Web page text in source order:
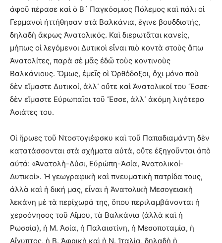
ἀφοῦ πέρασε καὶ ὁ Β´ Παγκόσμιος Πόλεμος καὶ πάλι οἱ
Γερμανοὶ ἠττήθησαν στὰ Βαλκάνια, ἔγινε βουδδιστής,
δηλαδὴ ἄκρως Ἀνατολικός. Καὶ διερωτᾶται κανείς,
μήπως οἱ λεγόμενοι Δυτικοὶ εἶναι πιὸ κοντὰ στοὺς ἄπω
Ἀνατολίτες, παρὰ σὲ μᾶς ἐδῶ τοὺς κοντινοὺς
Βαλκάνιους. Ὅμως, ἐμεῖς οἱ Ὀρθόδοξοι, ὄχι μόνο ποὺ
δὲν εἴμαστε Δυτικοί, ἀλλ᾿ οὔτε καὶ Ἀνατολικοί του Ἔσσε·
δὲν εἴμαστε Εὐρωπαῖοι τοῦ Ἔσσε, ἀλλ᾿ ἀκόμη λιγότερο
Ἀσιάτες του.
Οἱ ἥρωες τοῦ Ντοστογιέφσκυ καὶ τοῦ Παπαδιαμάντη δὲν
κατατάσσονται στὰ σχήματα αὐτά, οὔτε ἐξηγοῦνται ἀπὸ
αὐτά: «Ἀνατολὴ-Δύσι, Εὐρώπη-Ἀσία, Ἀνατολικοί-
Δυτικοί». Ἡ γεωγραφικὴ καὶ πνευματικὴ πατρίδα τους,
ἀλλὰ καὶ ἡ δική μας, εἶναι ἡ Ἀνατολικὴ Μεσογειακὴ
λεκάνη μὲ τὰ περίχωρά της, ὅπου περιλαμβάνονται ἡ
χερσόνησος τοῦ Αἴμου, τὰ Βαλκάνια (ἀλλὰ καὶ ἡ
Ρωσσία), ἡ Μ. Ἀσία, ἡ Παλαιστίνη, ἡ Μεσοποταμία, ἡ
Αἴγυπτος, ἡ Β. Ἀφρικὴ καὶ ἡ Ν. Ἰταλία, δηλαδὴ ἡ